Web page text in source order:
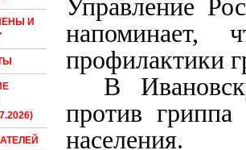
И
Управление
напоминает,
профилактики
В
против гриппа
населения.